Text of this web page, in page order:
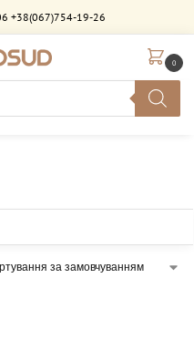
+38(067)754-19-26
0